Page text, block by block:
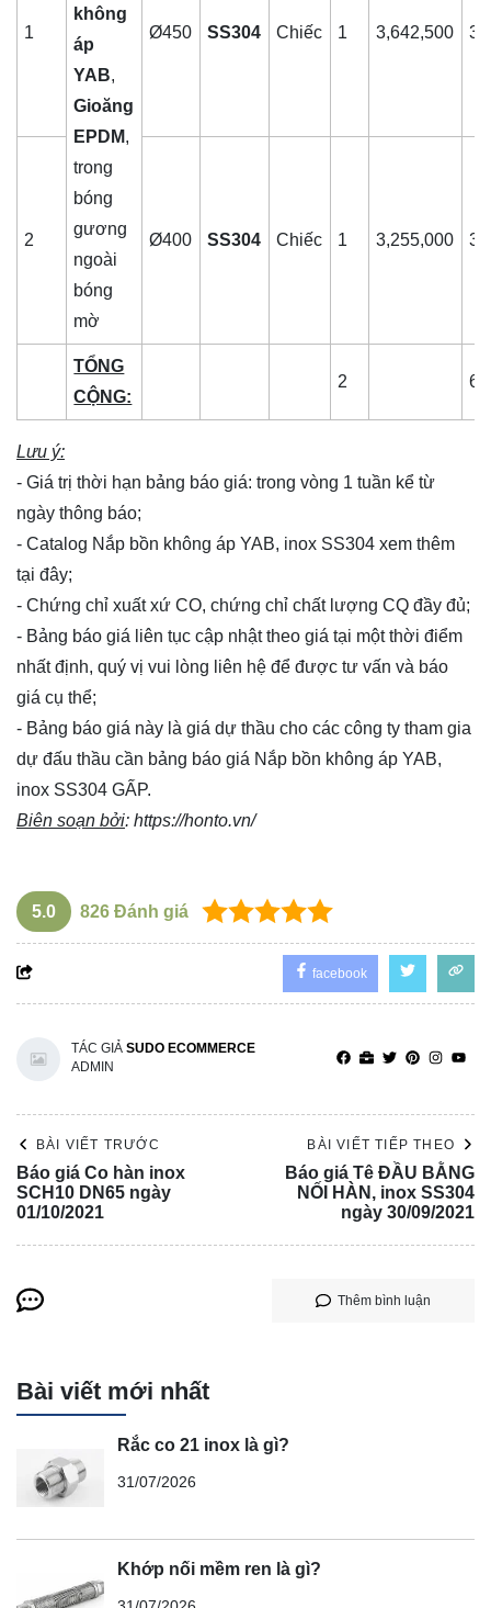
1
không
áp
YAB,
Gioăng
EPDM,
trong
bóng
gương
ngoài
bóng
mờ
Ø450 SS304 Chiếc 1 3,642,500
2 Ø400 SS304 Chiếc 1 3,255,000
TỔNG
CỘNG:
2
Lưu ý:
- Giá trị thời hạn bảng báo giá: trong vòng 1 tuần kể từ
ngày thông báo;
- Catalog Nắp bồn không áp YAB, inox SS304 xem thêm
tại đây;
- Chứng chỉ xuất xứ CO, chứng chỉ chất lượng CQ đầy đủ;
- Bảng báo giá liên tục cập nhật theo giá tại một thời điểm
nhất định, quý vị vui lòng liên hệ để được tư vấn và báo
giá cụ thể;
- Bảng báo giá này là giá dự thầu cho các công ty tham gia
dự đấu thầu cần bảng báo giá Nắp bồn không áp YAB,
inox SS304 GẤP.
Biên soạn bởi: https://honto.vn/
5.0 826 Đánh giá
facebook
TÁC GIẢ SUDO ECOMMERCE
ADMIN
BÀI VIẾT TRƯỚC
Báo giá Co hàn inox
SCH10 DN65 ngày
01/10/2021
BÀI VIẾT TIẾP THEO
Báo giá Tê ĐẦU BẰNG
NỐI HÀN, inox SS304
ngày 30/09/2021
Thêm bình luận
Bài viết mới nhất
Rắc co 21 inox là gì?
31/07/2026
Khớp nối mềm ren là gì?